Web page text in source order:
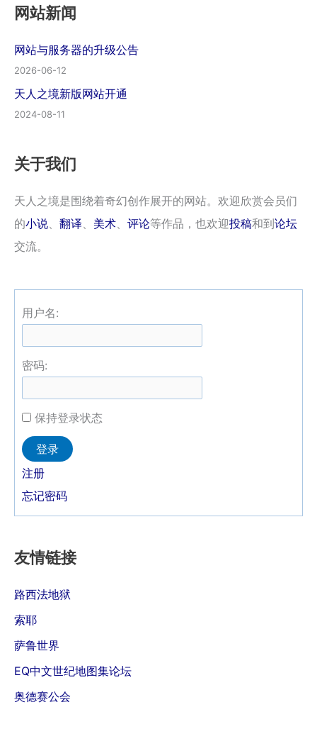
网站新闻
网站与服务器的升级公告
2026-06-12
天人之境新版网站开通
2024-08-11
关于我们
天人之境是围绕着奇幻创作展开的网站。欢迎欣赏会员们
的小说、 翻译、 美术、 评论等作品，也欢迎投稿和到论坛
交流。
用户名:
密码:
保持登录状态
Alternative:
登录
注册
忘记密码
友情链接
路西法地狱
索耶
萨鲁世界
EQ中文世纪地图集论坛
奥德赛公会